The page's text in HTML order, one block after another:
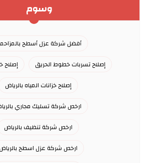
وسوم
أفضل شركة عزل أسطح
إصلاح تسربات خطوط الحريق
إصلاح
إصلاح خزانات المياه بالرياض
ارخص شركة تسليك مجاري
ارخص شركة تنظيف بالرياض
ارخص شركة عزل اسطح بالرياض